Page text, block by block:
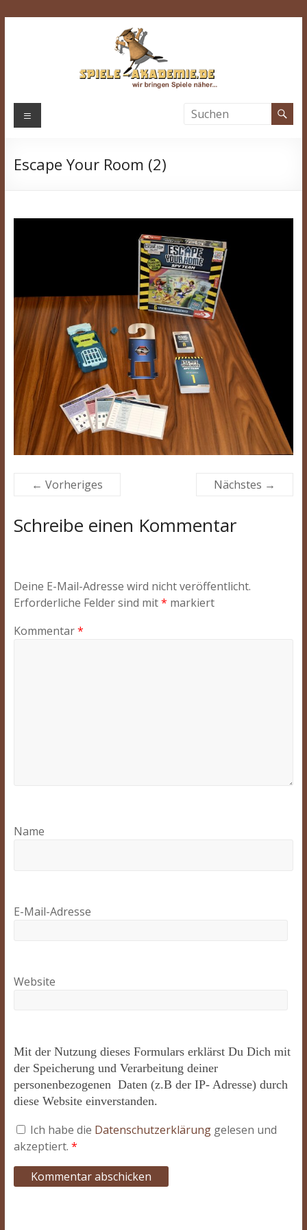
Spiele-
Wir
Menü
Escape Your Room (2)
← Vorheriges Nächstes →
Schreibe einen Kommentar
Deine E-Mail-Adresse wird nicht veröffentlicht.
Erforderliche Felder sind mit* markiert
Kommentar*
Name
E-Mail-Adresse
Website
Mit der Nutzung dieses Formulars erklärst Du Dich mit
der Speicherung und Verarbeitung deiner
personenbezogenen Daten (z.B der IP- Adresse) durch
diese Website einverstanden.
Ich habe die Datenschutzerklärung gelesen und
akzeptiert. *